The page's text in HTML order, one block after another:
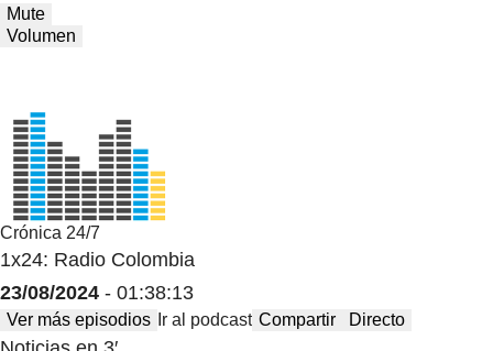
Mute
Volumen
Crónica 24/7
1x24: Radio Colombia
23/08/2024 - 01:38:13
Ver más episodios Ir al podcast Compartir Directo